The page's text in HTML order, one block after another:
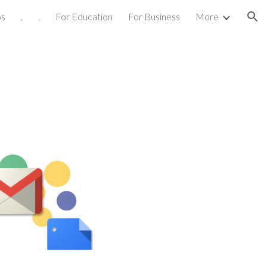
. . For Education For Business More